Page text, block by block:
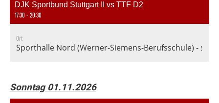
DJK Sportbund Stuttgart II vs TTF D2
17:30 - 20:30
Ort
Sporthalle Nord (Werner-Siemens-Berufsschule) -
Sonntag 01.11.2026